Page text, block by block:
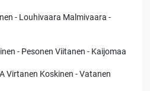
- Louhivaara Malmivaara -
- Pesonen Viitanen - Kaijomaa
Virtanen Koskinen - Vatanen